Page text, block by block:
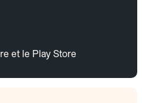
et le Play Store